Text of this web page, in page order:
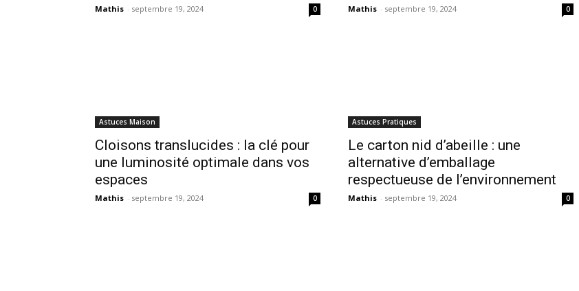
Mathis - septembre 19, 2024 0 Mathis - septembre 19, 2024 0
Astuces Maison
Cloisons translucides : la clé pour
une luminosité optimale dans vos
espaces
Mathis - septembre 19, 2024 0
Astuces Pratiques
Le carton nid d’abeille : une
alternative d’emballage
respectueuse de l’environnement
Mathis - septembre 19, 2024 0